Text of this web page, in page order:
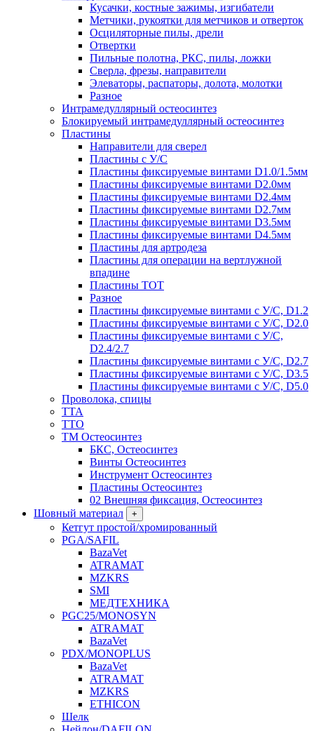
Кусачки, костные зажимы, изгибатели
Метчики, рукоятки для метчиков и отверток
Осциляторные пилы, дрели
Отвертки
Пильные полотна, РКС, пилы, ложки
Сверла, фрезы, направители
Элеваторы, распаторы, долота, молотки
Разное
Интрамедуллярный остеосинтез
Блокируемый интрамедуллярный остеосинтез
Пластины
Направители для сверел
Пластины с У/С
Пластины фиксируемые винтами D1.0/1.5мм
Пластины фиксируемые винтами D2.0мм
Пластины фиксируемые винтами D2.4мм
Пластины фиксируемые винтами D2.7мм
Пластины фиксируемые винтами D3.5мм
Пластины фиксируемые винтами D4.5мм
Пластины для артродеза
Пластины для операции на вертлужной
впадине
Пластины TOT
Разное
Пластины фиксируемые винтами с У/С, D1.2
Пластины фиксируемые винтами с У/С, D2.0
Пластины фиксируемые винтами с У/С,
D2.4/2.7
Пластины фиксируемые винтами с У/С, D2.7
Пластины фиксируемые винтами с У/С, D3.5
Пластины фиксируемые винтами с У/С, D5.0
Проволока, спицы
TTA
TTO
ТМ Остеосинтез
БКС, Остеосинтез
Винты Остеосинтез
Инструмент Остеосинтез
Пластины Остеосинтез
02 Внешняя фиксация, Остеосинтез
Шовный материал
+
Кетгут простой/хромированный
PGA/SAFIL
BazaVet
ATRAMAT
MZKRS
SMI
МЕДТЕХНИКА
PGC25/MONOSYN
ATRAMAT
BazaVet
PDX/MONOPLUS
BazaVet
ATRAMAT
MZKRS
ETHICON
Шелк